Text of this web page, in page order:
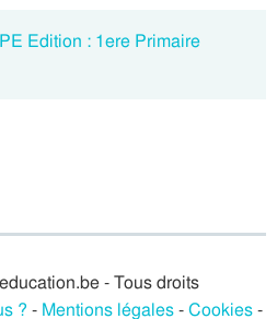
Edition : 1ere Primaire
- Tous droits
? - Mentions légales-Cookies-